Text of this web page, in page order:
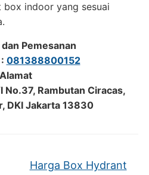
indoor yang sesuai
Pemesanan
081388800152
Alamat
No.37, Rambutan Ciracas,
DKI Jakarta 13830
Harga Box Hydrant